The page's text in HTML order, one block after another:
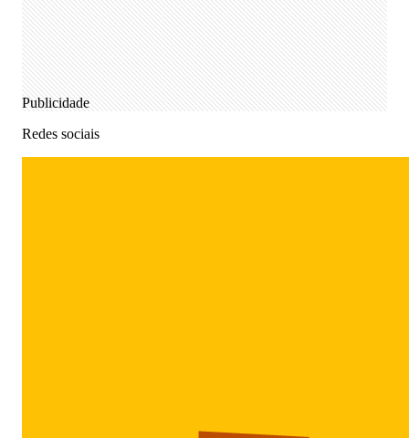
Publicidade
Redes sociais